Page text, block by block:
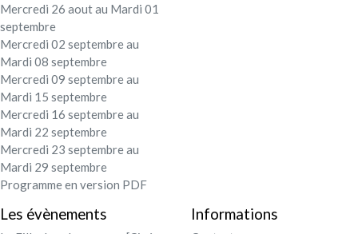
Mercredi 26 aout au Mardi 01
septembre
Mercredi 02 septembre au
Mardi 08 septembre
Mercredi 09 septembre au
Mardi 15 septembre
Mercredi 16 septembre au
Mardi 22 septembre
Mercredi 23 septembre au
Mardi 29 septembre
Programme en version PDF
Les évènements Informations